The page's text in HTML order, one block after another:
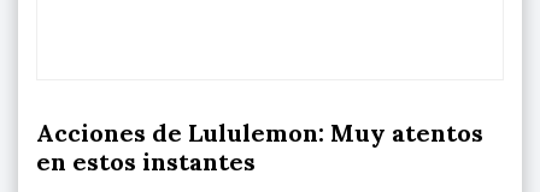
Acciones de Lululemon: Muy atentos
en estos instantes